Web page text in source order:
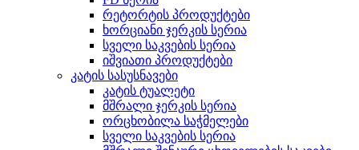
რეტორტის პროდუქტები
ხორციანი ჯერკის სერია
სველი საკვების სერია
იშვიათი პროდუქტები
კატის სასუსნავები
კატის ტუალეტი
მშრალი ჯერკის სერია
ორცხობილა საჭმელები
სველი საკვების სერია